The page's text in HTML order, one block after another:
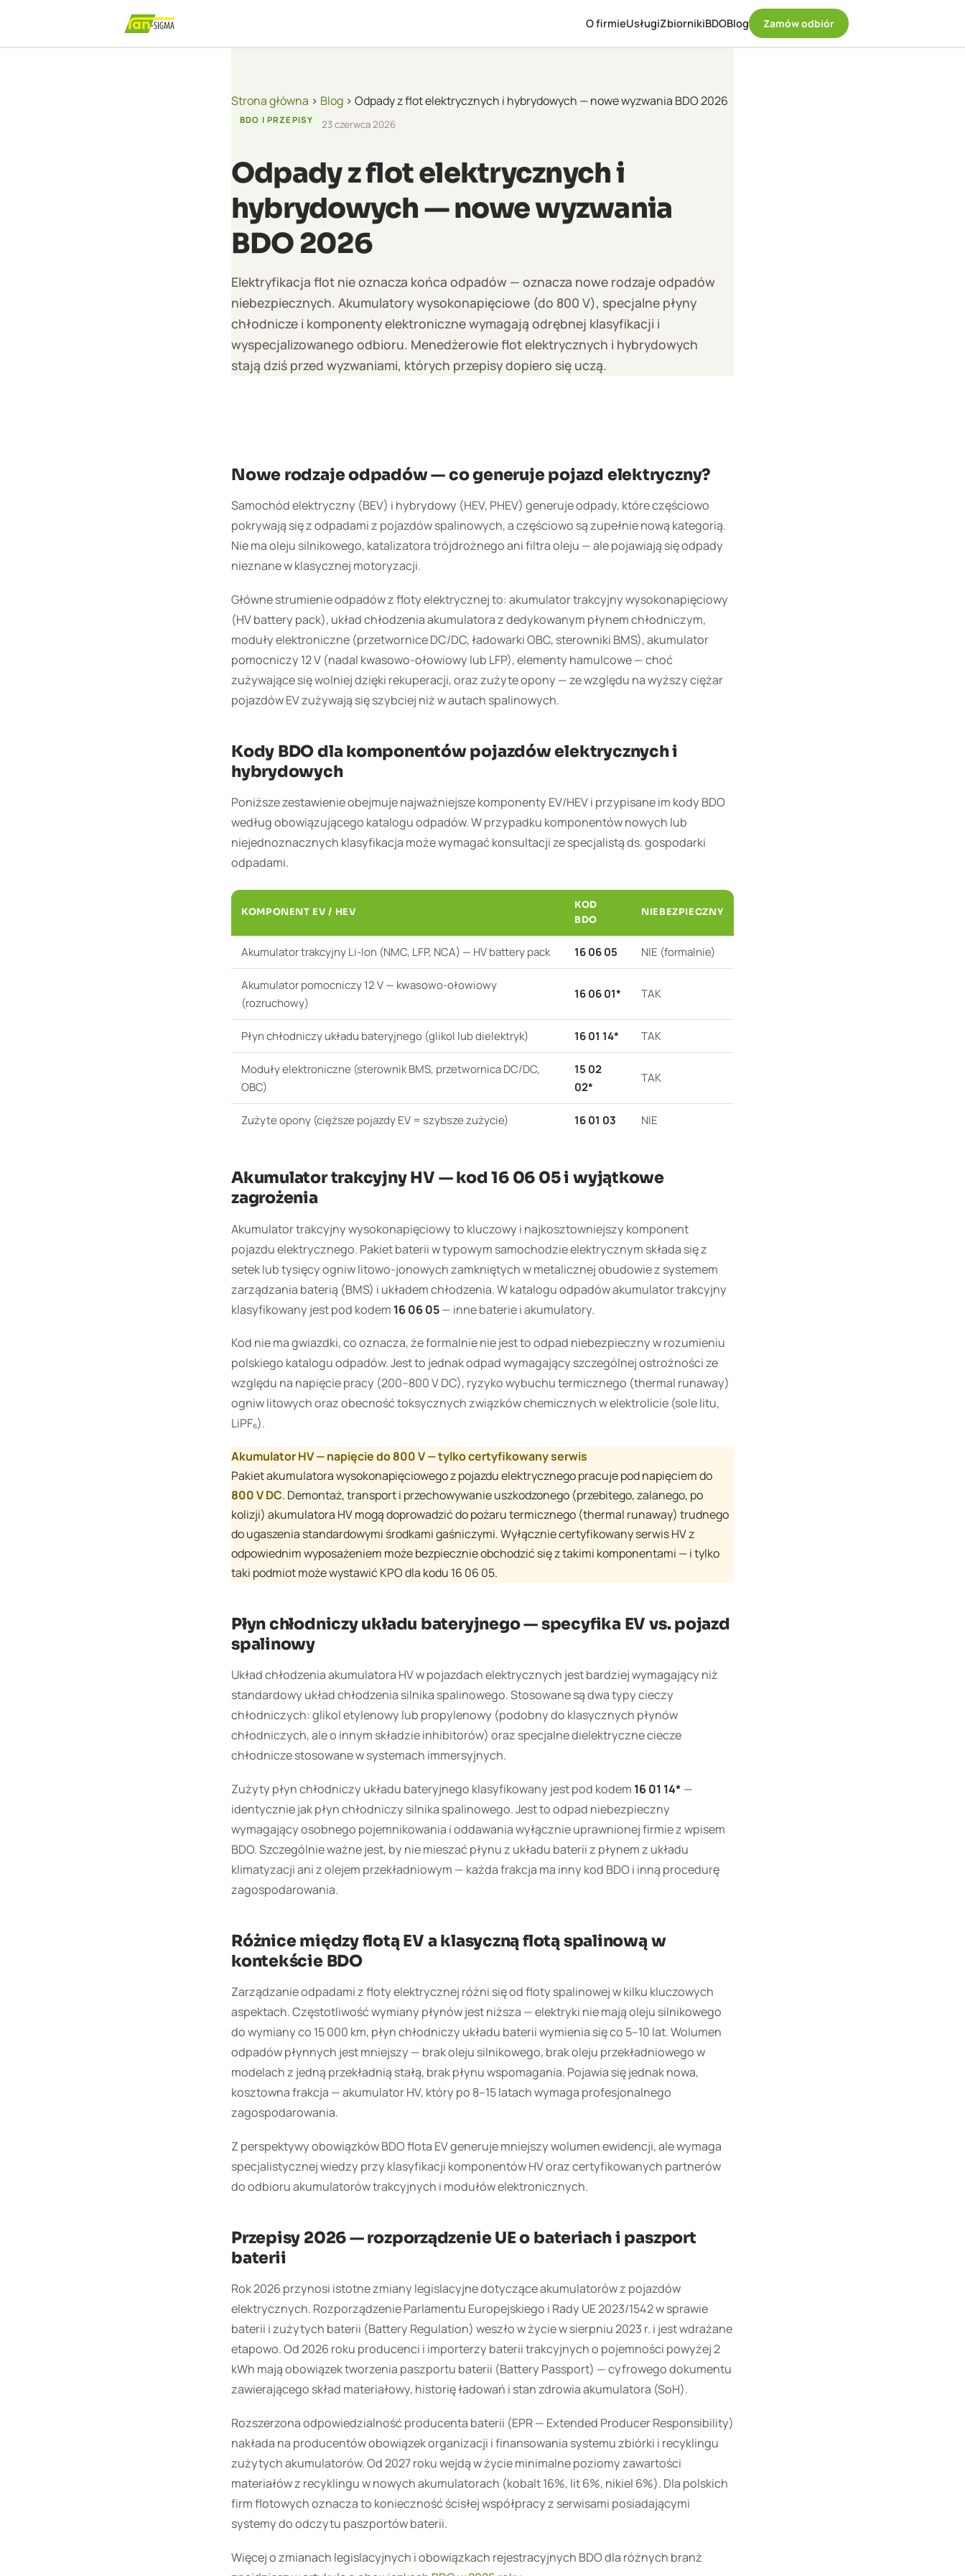
O firmieUsługiZbiornikiBDOBlog Zamów odbiór
Strona główna › Blog › Odpady z flot elektrycznych i hybrydowych — nowe wyzwania BDO 2026
BDO I PRZEPISY 23 czerwca 2026
Odpady z flot elektrycznych i
hybrydowych — nowe wyzwania
BDO 2026
Elektryfikacja flot nie oznacza końca odpadów — oznacza nowe rodzaje odpadów
niebezpiecznych. Akumulatory wysokonapięciowe (do 800 V), specjalne płyny
chłodnicze i komponenty elektroniczne wymagają odrębnej klasyfikacji i
wyspecjalizowanego odbioru. Menedżerowie flot elektrycznych i hybrydowych
stają dziś przed wyzwaniami, których przepisy dopiero się uczą.
Nowe rodzaje odpadów — co generuje pojazd elektryczny?
Samochód elektryczny (BEV) i hybrydowy (HEV, PHEV) generuje odpady, które częściowo
pokrywają się z odpadami z pojazdów spalinowych, a częściowo są zupełnie nową kategorią.
Nie ma oleju silnikowego, katalizatora trójdrożnego ani filtra oleju — ale pojawiają się odpady
nieznane w klasycznej motoryzacji.
Główne strumienie odpadów z floty elektrycznej to: akumulator trakcyjny wysokonapięciowy
(HV battery pack), układ chłodzenia akumulatora z dedykowanym płynem chłodniczym,
moduły elektroniczne (przetwornice DC/DC, ładowarki OBC, sterowniki BMS), akumulator
pomocniczy 12 V (nadal kwasowo-ołowiowy lub LFP), elementy hamulcowe — choć
zużywające się wolniej dzięki rekuperacji, oraz zużyte opony — ze względu na wyższy ciężar
pojazdów EV zużywają się szybciej niż w autach spalinowych.
Kody BDO dla komponentów pojazdów elektrycznych i
hybrydowych
Poniższe zestawienie obejmuje najważniejsze komponenty EV/HEV i przypisane im kody BDO
według obowiązującego katalogu odpadów. W przypadku komponentów nowych lub
niejednoznacznych klasyfikacja może wymagać konsultacji ze specjalistą ds. gospodarki
odpadami.
KOMPONENT EV / HEV
KOD
BDO
NIEBEZPIECZNY
Akumulator trakcyjny Li-Ion (NMC, LFP, NCA) — HV battery pack 16 06 05 NIE (formalnie)
Akumulator pomocniczy 12 V — kwasowo-ołowiowy
(rozruchowy)
16 06 01* TAK
Płyn chłodniczy układu bateryjnego (glikol lub dielektryk) 16 01 14* TAK
Moduły elektroniczne (sterownik BMS, przetwornica DC/DC,
OBC)
15 02
02*
TAK
Zużyte opony (cięższe pojazdy EV = szybsze zużycie) 16 01 03 NIE
Akumulator trakcyjny HV — kod 16 06 05 i wyjątkowe
zagrożenia
Akumulator trakcyjny wysokonapięciowy to kluczowy i najkosztowniejszy komponent
pojazdu elektrycznego. Pakiet baterii w typowym samochodzie elektrycznym składa się z
setek lub tysięcy ogniw litowo-jonowych zamkniętych w metalicznej obudowie z systemem
zarządzania baterią (BMS) i układem chłodzenia. W katalogu odpadów akumulator trakcyjny
klasyfikowany jest pod kodem 16 06 05— inne baterie i akumulatory.
Kod nie ma gwiazdki, co oznacza, że formalnie nie jest to odpad niebezpieczny w rozumieniu
polskiego katalogu odpadów. Jest to jednak odpad wymagający szczególnej ostrożności ze
względu na napięcie pracy (200–800 V DC), ryzyko wybuchu termicznego (thermal runaway)
ogniw litowych oraz obecność toksycznych związków chemicznych w elektrolicie (sole litu,
LiPF₆).
Akumulator HV — napięcie do 800 V — tylko certyfikowany serwis
Pakiet akumulatora wysokonapięciowego z pojazdu elektrycznego pracuje pod napięciem do
800 V DC. Demontaż, transport i przechowywanie uszkodzonego (przebitego, zalanego, po
kolizji) akumulatora HV mogą doprowadzić do pożaru termicznego (thermal runaway) trudnego
do ugaszenia standardowymi środkami gaśniczymi. Wyłącznie certyfikowany serwis HV z
odpowiednim wyposażeniem może bezpiecznie obchodzić się z takimi komponentami — i tylko
taki podmiot może wystawić KPO dla kodu 16 06 05.
Płyn chłodniczy układu bateryjnego — specyfika EV vs. pojazd
spalinowy
Układ chłodzenia akumulatora HV w pojazdach elektrycznych jest bardziej wymagający niż
standardowy układ chłodzenia silnika spalinowego. Stosowane są dwa typy cieczy
chłodniczych: glikol etylenowy lub propylenowy (podobny do klasycznych płynów
chłodniczych, ale o innym składzie inhibitorów) oraz specjalne dielektryczne ciecze
chłodnicze stosowane w systemach immersyjnych.
Zużyty płyn chłodniczy układu bateryjnego klasyfikowany jest pod kodem 16 01 14* —
identycznie jak płyn chłodniczy silnika spalinowego. Jest to odpad niebezpieczny
wymagający osobnego pojemnikowania i oddawania wyłącznie uprawnionej firmie z wpisem
BDO. Szczególnie ważne jest, by nie mieszać płynu z układu baterii z płynem z układu
klimatyzacji ani z olejem przekładniowym — każda frakcja ma inny kod BDO i inną procedurę
zagospodarowania.
Różnice między flotą EV a klasyczną flotą spalinową w
kontekście BDO
Zarządzanie odpadami z floty elektrycznej różni się od floty spalinowej w kilku kluczowych
aspektach. Częstotliwość wymiany płynów jest niższa — elektryki nie mają oleju silnikowego
do wymiany co 15 000 km, płyn chłodniczy układu baterii wymienia się co 5–10 lat. Wolumen
odpadów płynnych jest mniejszy — brak oleju silnikowego, brak oleju przekładniowego w
modelach z jedną przekładnią stałą, brak płynu wspomagania. Pojawia się jednak nowa,
kosztowna frakcja — akumulator HV, który po 8–15 latach wymaga profesjonalnego
zagospodarowania.
Z perspektywy obowiązków BDO flota EV generuje mniejszy wolumen ewidencji, ale wymaga
specjalistycznej wiedzy przy klasyfikacji komponentów HV oraz certyfikowanych partnerów
do odbioru akumulatorów trakcyjnych i modułów elektronicznych.
Przepisy 2026 — rozporządzenie UE o bateriach i paszport
baterii
Rok 2026 przynosi istotne zmiany legislacyjne dotyczące akumulatorów z pojazdów
elektrycznych. Rozporządzenie Parlamentu Europejskiego i Rady UE 2023/1542 w sprawie
baterii i zużytych baterii (Battery Regulation) weszło w życie w sierpniu 2023 r. i jest wdrażane
etapowo. Od 2026 roku producenci i importerzy baterii trakcyjnych o pojemności powyżej 2
kWh mają obowiązek tworzenia paszportu baterii (Battery Passport) — cyfrowego dokumentu
zawierającego skład materiałowy, historię ładowań i stan zdrowia akumulatora (SoH).
Rozszerzona odpowiedzialność producenta baterii (EPR — Extended Producer Responsibility)
nakłada na producentów obowiązek organizacji i finansowania systemu zbiórki i recyklingu
zużytych akumulatorów. Od 2027 roku wejdą w życie minimalne poziomy zawartości
materiałów z recyklingu w nowych akumulatorach (kobalt 16%, lit 6%, nikiel 6%). Dla polskich
firm flotowych oznacza to konieczność ścisłej współpracy z serwisami posiadającymi
systemy do odczytu paszportów baterii.
Więcej o zmianach legislacyjnych i obowiązkach rejestracyjnych BDO dla różnych branż